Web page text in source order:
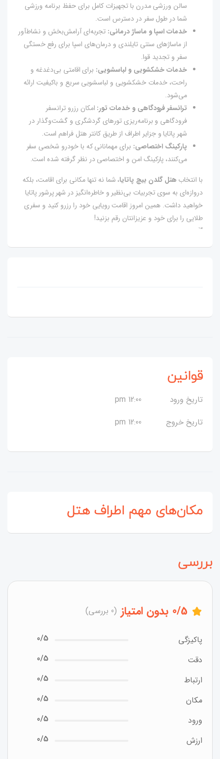
سالن ورزشی مدرن با تجهیزات کامل برای حفظ برنامه ورزشی
شما در طول سفر در دسترس است.
خدمات اسپا و ماساژ درمانی: تجربه‌ای آرامش‌بخش و نشاط‌آور
از ماساژهای سنتی تایلندی و درمان‌های اسپا برای رفع خستگی
سفر و تجدید قوا.
خدمات خشکشویی و لباسشویی: برای اقامتی بی‌دغدغه و
راحت، خدمات خشکشویی و لباسشویی سریع و باکیفیت ارائه
می‌شود.
ترانسفر فرودگاهی و خدمات تور: امکان رزرو ترانسفر
فرودگاهی و برنامه‌ریزی تورهای گردشگری و گشت‌وگذار در
شهر پاتایا و جزایر اطراف از طریق کانتر هتل فراهم است.
پارکینگ اختصاصی: برای مهمانانی که با خودرو شخصی سفر
می‌کنند، پارکینگ امن و اختصاصی در نظر گرفته شده است.
با انتخاب هتل گلدن بیچ پاتایا، شما نه تنها مکانی برای اقامت، بلکه
دروازه‌ای به سوی تجربیات بی‌نظیر و خاطره‌انگیز در شهر پرشور پاتایا
خواهید داشت. همین امروز اقامت رویایی خود را رزرو کنید و سفری
طلایی را برای خود و عزیزانتان رقم بزنید!
“`
قوانین
تاریخ ورود
12:00 pm
تاریخ خروج
12:00 pm
مکان‌های مهم اطراف هتل
بررسی
0/5 بدون امتیاز (0 بررسی)
پاکیزگی
0/5
دقت
0/5
ارتباط
0/5
مکان
0/5
ورود
0/5
ارزش
0/5